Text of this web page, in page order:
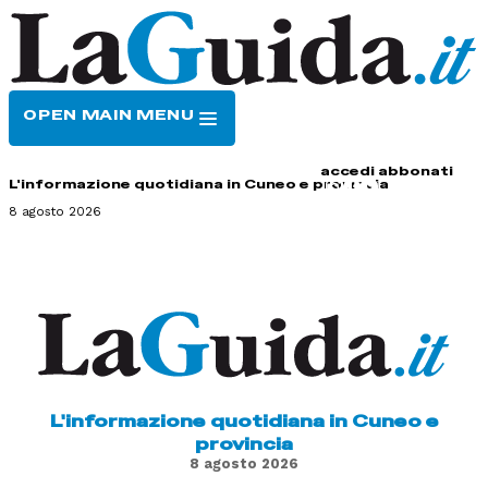
OPEN MAIN MENU
accedi abbonati
L'informazione quotidiana in Cuneo e provincia
8 agosto 2026
L'informazione quotidiana in Cuneo e
provincia
8 agosto 2026